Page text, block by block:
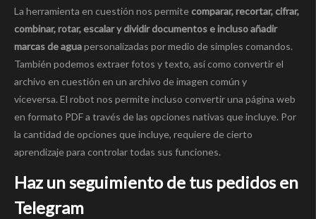
La herramienta en cuestión nos permite comparar, recortar, cifrar,
combinar, rotar, escalar y dividir documentos e incluso añadir
marcas de aguapersonalizadas por medio de simples comandos.
También podemos extraer fotos y texto, así como convertir el
archivo en cuestión en un archivo de imagen común y
viceversa. El robot nos permite incluso convertir una página web
en formato PDF a través de las opciones nativas que incluye. Por
la cantidad de opciones que incluye, requiere de cierto
aprendizaje para controlar todas sus funciones.
Haz un seguimiento de tus pedidos en
Telegram